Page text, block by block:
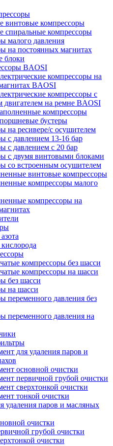
винтовые компрессоры
спиральные компрессоры
малого давления
на постоянных магнитах
блоки
BAOSI
компрессоры на
BAOSI
компрессоры с
двигателем на ремне BAOSI
компрессоры
бустеры
на ресивере/с осушителем
с давлением 13-16 бар
с давлением с 20 бар
с двумя винтовыми блоками
со встроенным осушителем
винтовые компрессоры
компрессоры малого
компрессоры на
компрессоры без шасси
компрессоры на шасси
без шасси
на шасси
переменного давления без
переменного давления на
для удаления паров и
основной очистки
первичной грубой очистки
сверхтонкой очистки
тонкой очистки
удаления паров и масляных
очистки
грубой очистки
очистки